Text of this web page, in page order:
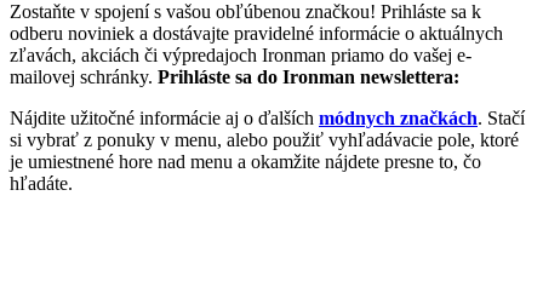
Zostaňte v spojení s vašou obľúbenou značkou! Prihláste sa k
odberu noviniek a dostávajte pravidelné informácie o aktuálnych
zľavách, akciách či výpredajoch Ironman priamo do vašej e-
mailovej schránky. Prihláste sa do Ironman newslettera:
Nájdite užitočné informácie aj o ďalších módnych značkách. Stačí
si vybrať z ponuky v menu, alebo použiť vyhľadávacie pole, ktoré
je umiestnené hore nad menu a okamžite nájdete presne to, čo
hľadáte.